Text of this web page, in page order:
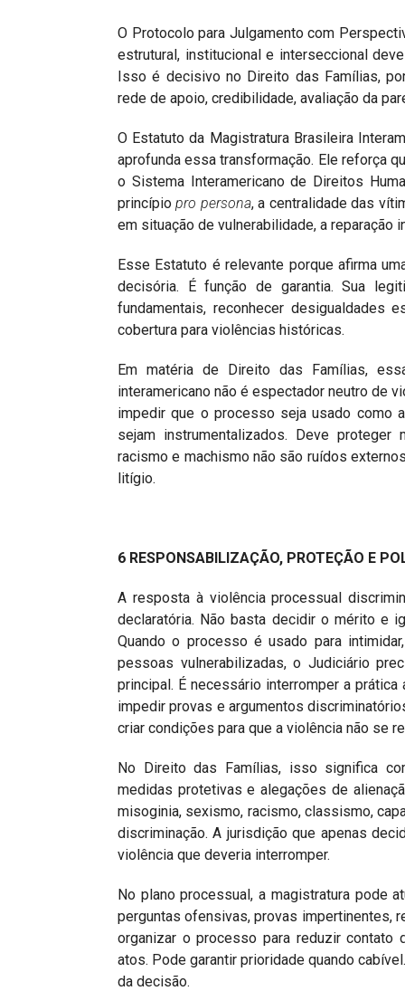
O Protocolo para Julgamento com
estrutural, institucional e interseccional
Isso é decisivo no Direito das Famílias,
rede de apoio, credibilidade, avaliação da
O Estatuto da Magistratura Brasileira
aprofunda essa transformação. Ele reforça
o Sistema Interamericano de Direitos
princípiopro persona, a centralidade das
em situação de vulnerabilidade, a reparação
Esse Estatuto é relevante porque afirma
decisória. É função de garantia. Sua
fundamentais, reconhecer desigualdades
cobertura para violências históricas.
Em matéria de Direito das Famílias,
interamericano não é espectador neutro de
impedir que o processo seja usado como
sejam instrumentalizados. Deve proteger
racismo e machismo não são ruídos
litígio.
6 RESPONSABILIZAÇÃO, PROTEÇÃO E
A resposta à violência processual
declaratória. Não basta decidir o mérito e
Quando o processo é usado para
pessoas vulnerabilizadas, o Judiciário
principal. É necessário interromper a
impedir provas e argumentos
criar condições para que a violência não se
No Direito das Famílias, isso significa
medidas protetivas e alegações de
misoginia, sexismo, racismo, classismo,
discriminação. A jurisdição que apenas
violência que deveria interromper.
No plano processual, a magistratura pode
perguntas ofensivas, provas impertinentes,
organizar o processo para reduzir contato
atos. Pode garantir prioridade quando
da decisão.